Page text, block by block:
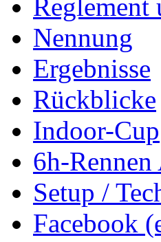
Reglement
Nennung
Ergebnisse
Rückblicke
Indoor-Cup
6h-
Setup /
Facebook